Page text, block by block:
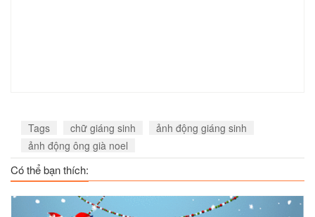
Tags chữ giáng sinh
ảnh động giáng sinh
ảnh động ông già noel
Có thể bạn thích: